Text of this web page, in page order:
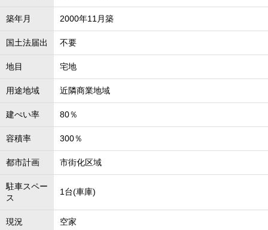
築年月 2000年11月築
国土法届出 不要
地目 宅地
用途地域 近隣商業地域
建ぺい率 80％
容積率 300％
都市計画 市街化区域
駐車スペー
ス
1台(車庫)
現況 空家